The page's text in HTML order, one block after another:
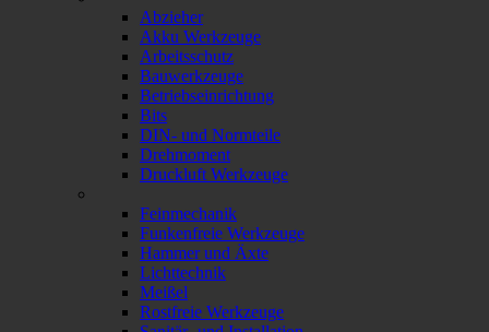
Abzieher
Akku Werkzeuge
Arbeitsschutz
Bauwerkzeuge
Betriebseinrichtung
Bits
DIN- und Normteile
Drehmoment
Druckluft Werkzeuge
Feinmechanik
Funkenfreie Werkzeuge
Hammer und Äxte
Lichttechnik
Meißel
Rostfreie Werkzeuge